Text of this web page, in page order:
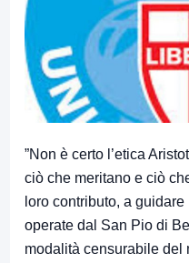
”Non è certo l’etica
ciò che meritano e ciò
loro contributo, a
operate dal San Pio di
modalità censurabile del